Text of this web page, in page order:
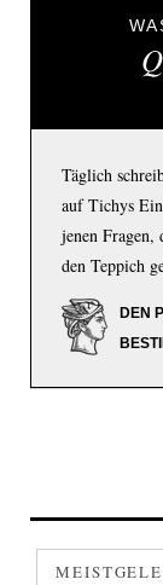
Täglich
auf Tichys
jenen Fragen,
den Teppich
DEN